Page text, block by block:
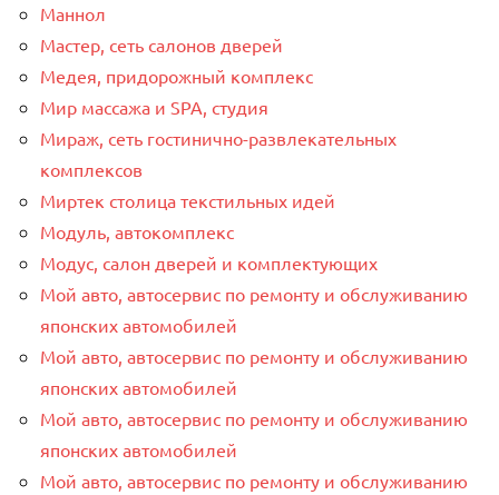
Маннол
Мастер, сеть салонов дверей
Медея, придорожный комплекс
Мир массажа и SPA, студия
Мираж, сеть гостинично-развлекательных
комплексов
Миртек столица текстильных идей
Модуль, автокомплекс
Модус, салон дверей и комплектующих
Мой авто, автосервис по ремонту и обслуживанию
японских автомобилей
Мой авто, автосервис по ремонту и обслуживанию
японских автомобилей
Мой авто, автосервис по ремонту и обслуживанию
японских автомобилей
Мой авто, автосервис по ремонту и обслуживанию